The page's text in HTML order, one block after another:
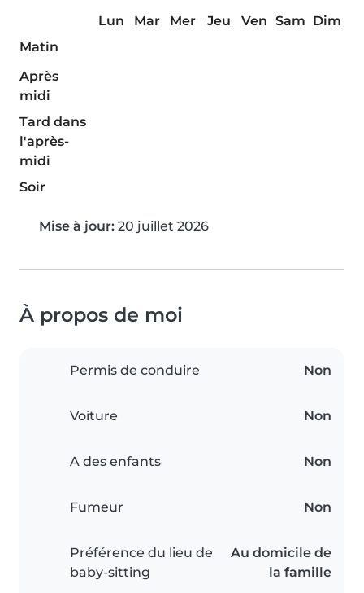
Lun Mar Mer Jeu Ven Sam Dim
Matin
Après
midi
Tard dans
l'après-
midi
Soir
Mise à jour: 20 juillet 2026
À propos de moi
Permis de conduire Non
Voiture Non
A des enfants Non
Fumeur Non
Préférence du lieu de
baby-sitting
Au domicile de
la famille